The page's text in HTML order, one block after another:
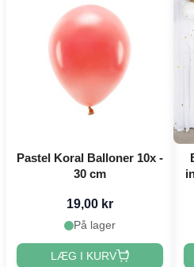
Pastel Koral Balloner 10x -
30 cm
19,00 kr
På lager
LÆG I KURV